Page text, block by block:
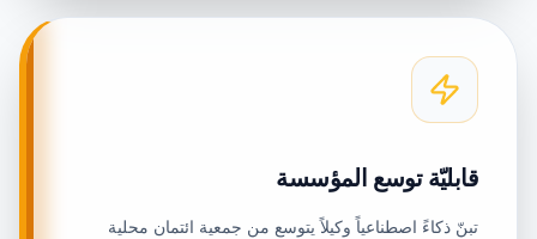
قابليّة توسع المؤسسة
تبنّ ذكاءً اصطناعياً وكيلاً يتوسع من جمعية ائتمان محلية